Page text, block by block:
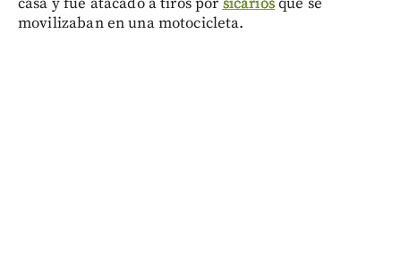
movilizaban en una motocicleta.